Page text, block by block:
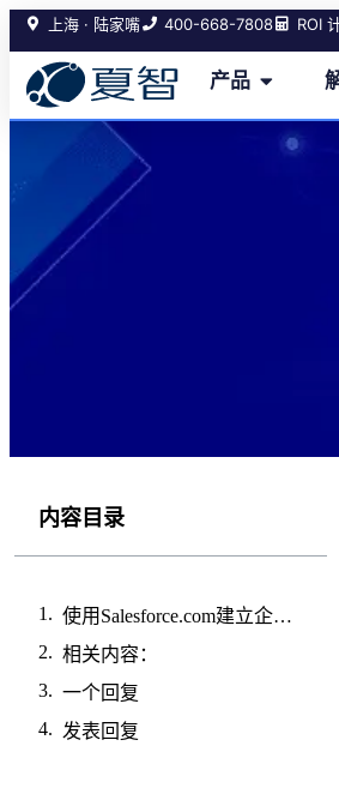
上海 · 陆家嘴 400-668-7808 ROI
产品
内容目录
使用Salesforce.com建立企业架构
相关内容：
一个回复
发表回复